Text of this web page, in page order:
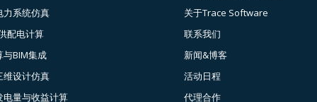
力系统仿真
配电计算
BIM集成
维设计仿真
电量与收益计算
关于Trace Software
联系我们
新闻&博客
活动日程
代理合作